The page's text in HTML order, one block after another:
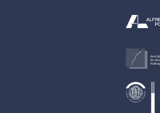
Axel
für